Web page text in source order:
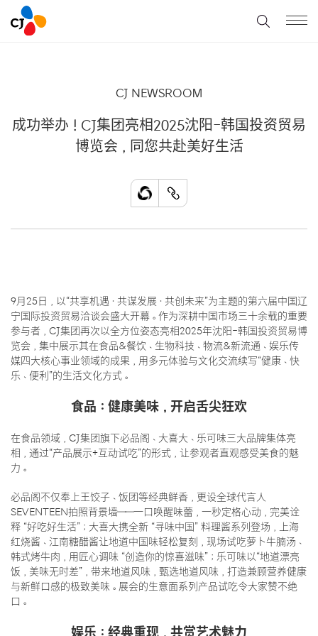
CJ NEWSROOM
成功举办！CJ集团亮相2025沈阳-韩国投资贸易
博览会，同您共赴美好生活
9月25日，以“共享机遇·共谋发展·共创未来”为主题的第六届中国辽
宁国际投资贸易洽谈会盛大开幕。作为深耕中国市场三十余载的重要
参与者，CJ集团再次以全方位姿态亮相2025年沈阳-韩国投资贸易博
览会，集中展示其在食品&餐饮、生物科技、物流&新流通、娱乐传
媒四大核心事业领域的成果，用多元体验与文化交流续写“健康、快
乐、便利”的生活文化方式。
食品：健康美味，开启舌尖狂欢
在食品领域，CJ集团旗下必品阁、大喜大、乐可味三大品牌集体亮
相，通过“产品展示+互动试吃”的形式，让参观者直观感受美食的魅
力。
必品阁不仅奉上王饺子、饭团等经典鲜香，更设全球代言人
SEVENTEEN拍照背景墙——一口唤醒味蕾，一秒定格心动，完美诠
释 “好吃好生活”；大喜大携全新 “寻味中国” 料理酱系列登场，上海
红烧酱、江南糖醋酱让地道中国味轻松复刻，现场试吃萝卜牛腩汤、
韩式烤牛肉，用匠心调味 “创造你的惊喜滋味”；乐可味以“地道漂亮
饭，美味无时差”，带来地道风味，甄选地道风味，打造兼顾营养健康
与新鲜口感的极致美味。展会的生意面系列产品试吃令大家赞不绝
口。
娱乐：经典重现，共赏艺术魅力